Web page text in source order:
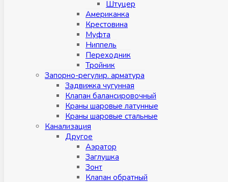
Штуцер
Американка
Крестовина
Муфта
Ниппель
Переходник
Тройник
Запорно-регулир. арматура
Задвижка чугунная
Клапан балансировочный
Краны шаровые латунные
Краны шаровые стальные
Канализация
Другое
Аэратор
Заглушкa
Зонт
Клапан обратный